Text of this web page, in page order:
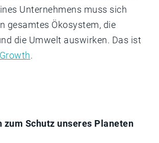
Unternehmens muss sich
gesamtes Ökosystem, die
die Umwelt auswirken. Das ist
.
zum Schutz unseres Planeten